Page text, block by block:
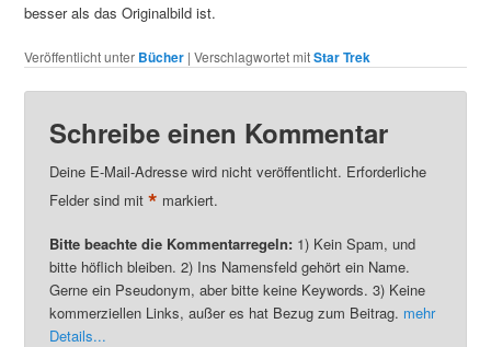
besser als das Originalbild ist.
Veröffentlicht unter Bücher |Verschlagwortet mitStar Trek
Schreibe einen Kommentar
Deine E-Mail-Adresse wird nicht veröffentlicht. Erforderliche
Felder sind mit * markiert.
Bitte beachte die Kommentarregeln:1) Kein Spam, und
bitte höflich bleiben. 2) Ins Namensfeld gehört ein Name.
Gerne ein Pseudonym, aber bitte keine Keywords. 3) Keine
kommerziellen Links, außer es hat Bezug zum Beitrag. mehr
Details...